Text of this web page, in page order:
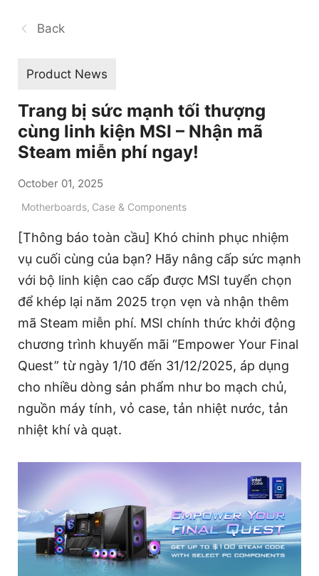
Back
Product News
Trang bị sức mạnh tối thượng
cùng linh kiện MSI – Nhận mã
Steam miễn phí ngay!
October 01, 2025
Motherboards, Case & Components
[Thông báo toàn cầu] Khó chinh phục nhiệm
vụ cuối cùng của bạn? Hãy nâng cấp sức mạnh
với bộ linh kiện cao cấp được MSI tuyển chọn
để khép lại năm 2025 trọn vẹn và nhận thêm
mã Steam miễn phí. MSI chính thức khởi động
chương trình khuyến mãi “Empower Your Final
Quest” từ ngày 1/10 đến 31/12/2025, áp dụng
cho nhiều dòng sản phẩm như bo mạch chủ,
nguồn máy tính, vỏ case, tản nhiệt nước, tản
nhiệt khí và quạt.